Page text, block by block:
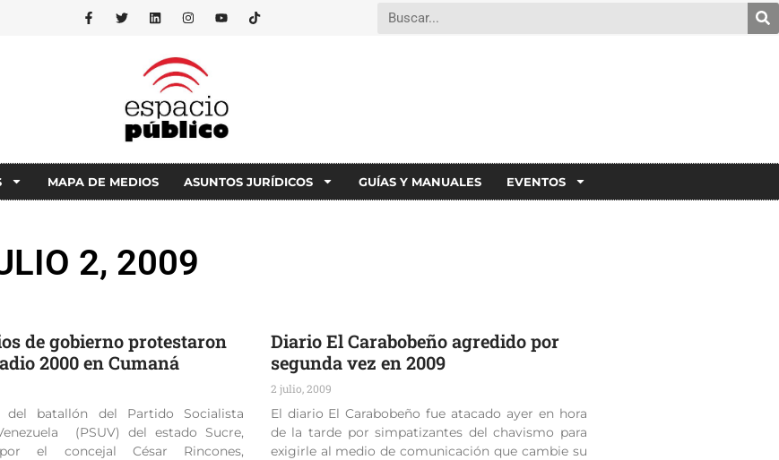
MAPA DE MEDIOS ASUNTOS JURÍDICOS GUÍAS Y MANUALES EVENTOS
2, 2009
de gobierno protestaron
2000 en Cumaná
del batallón del Partido Socialista
(PSUV) del estado Sucre,
el concejal César Rincones,
Diario El Carabobeño agredido por
segunda vez en 2009
2 julio, 2009
El diario El Carabobeño fue atacado ayer en hora
de la tarde por simpatizantes del chavismo para
exigirle al medio de comunicación que cambie su